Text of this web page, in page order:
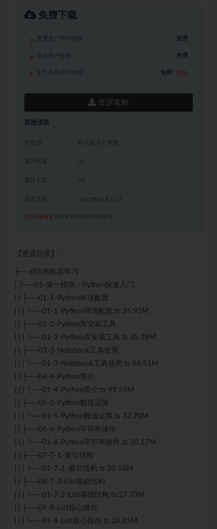
免费下载
普通用户用户特权： 免费
会员用户特权： 免费
永久会员用户特权： 免费
资源名称
其他信息
有效期 购买后永久有效
累计销量 32
累计下载 10
2025年01月15日
点击开通会员 免费享有本站所有课程资源
【资源目录】：
├──0咕泡机器学习
| ├──01-第一模块：Python快速入门
| | ├──01-1-Python环境配置
| | | └──01-1-Python环境配置.ts 35.95M
| | ├──02-2-Python库安装工具
| | | └──01-2-Python库安装工具.ts 35.18M
| | ├──03-3-Notebook工具使用
| | | └──01-3-Notebook工具使用.ts 64.51M
| | ├──04-4-Python简介
| | | └──01-4-Python简介.ts 49.55M
| | ├──05-5-Python数值运算
| | | └──01-5-Python数值运算.ts 32.70M
| | ├──06-6-Python字符串操作
| | | └──01-6-Python字符串操作.ts 30.17M
| | ├──07-7-1-索引结构
| | | └──01-7-1-索引结构.ts 20.56M
| | ├──08-7-2-List基础结构
| | | └──01-7-2-List基础结构.ts 27.73M
| | ├──09-8-List核心操作
| | | └──01-8-List核心操作.ts 28.85M